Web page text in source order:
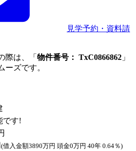
見学予約・資料請
際は、「 物件番号： TxC0866862 」
ーズです。
です!
(借入金額3890万円 頭金0万円 40年 0.64％)